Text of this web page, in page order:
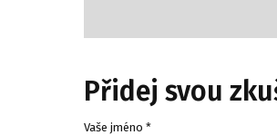
Přidej svou
Vaše jméno *